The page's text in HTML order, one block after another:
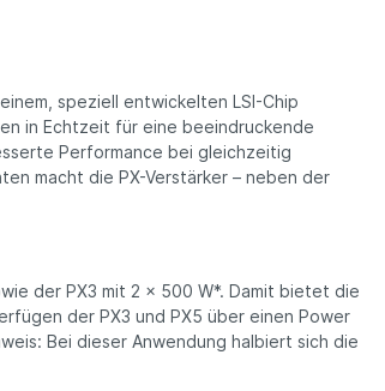
speziell entwickelten LSI-Chip
in Echtzeit für eine beein­druckende
Performance bei gleichzeitig
macht die PX-Ver­stärker – neben der
der PX3 mit 2 x 500 W*. Damit bietet die
der PX3 und PX5 über einen Power
Bei dieser Anwendung halbiert sich die